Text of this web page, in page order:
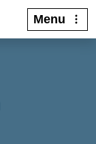
Menu